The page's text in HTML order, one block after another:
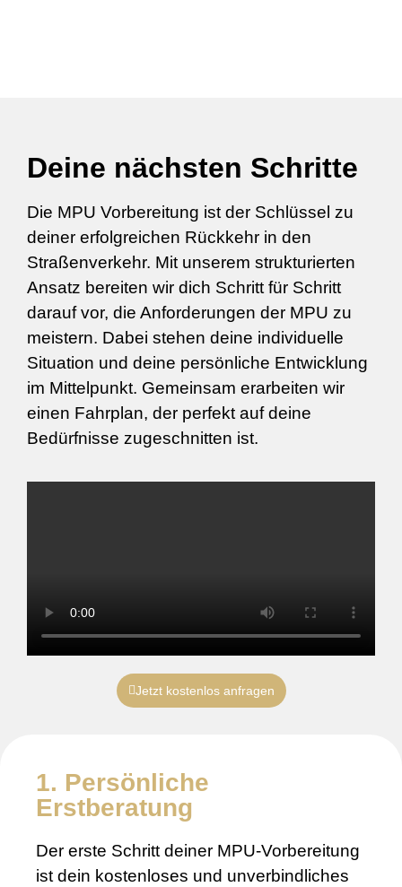
Deine nächsten Schritte
Die MPU Vorbereitung ist der Schlüssel zu
deiner erfolgreichen Rückkehr in den
Straßenverkehr. Mit unserem strukturierten
Ansatz bereiten wir dich Schritt für Schritt
darauf vor, die Anforderungen der MPU zu
meistern. Dabei stehen deine individuelle
Situation und deine persönliche Entwicklung
im Mittelpunkt. Gemeinsam erarbeiten wir
einen Fahrplan, der perfekt auf deine
Bedürfnisse zugeschnitten ist.
Jetzt kostenlos anfragen
1. Persönliche
Erstberatung
Der erste Schritt deiner MPU-Vorbereitung
ist dein kostenloses und unverbindliches